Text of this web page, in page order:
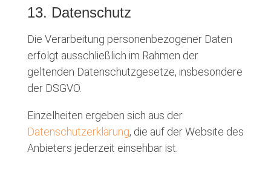
13. Datenschutz
Die Verarbeitung personenbezogener Daten
erfolgt ausschließlich im Rahmen der
geltenden Datenschutzgesetze, insbesondere
der DSGVO.
Einzelheiten ergeben sich aus der
Datenschutzerklärung, die auf der Website des
Anbieters jederzeit einsehbar ist.